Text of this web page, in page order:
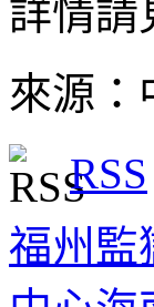
詳情請
來源：
RSS
福州監